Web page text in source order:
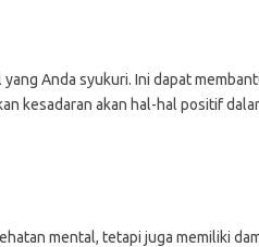
Anda syukuri. Ini dapat
kesadaran akan hal-hal positif
mental, tetapi juga memiliki